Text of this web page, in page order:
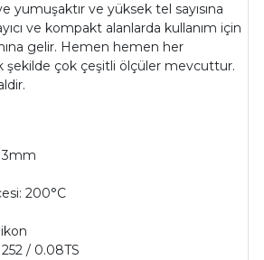
yumuşaktır ve yüksek tel sayısına
ve kompakt alanlarda kullanım için
gelir. Hemen hemen her
şekilde çok çeşitli ölçüler mevcuttur.
3mm
200°C
252 / 0.08TS